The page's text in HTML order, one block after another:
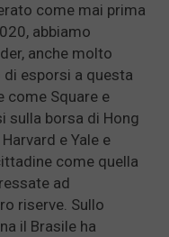
come mai prima
abbiamo
anche molto
esporsi a questa
come Square e
sulla borsa di Hong
e Yale e
come quella
ad
riserve. Sullo
il Brasile ha